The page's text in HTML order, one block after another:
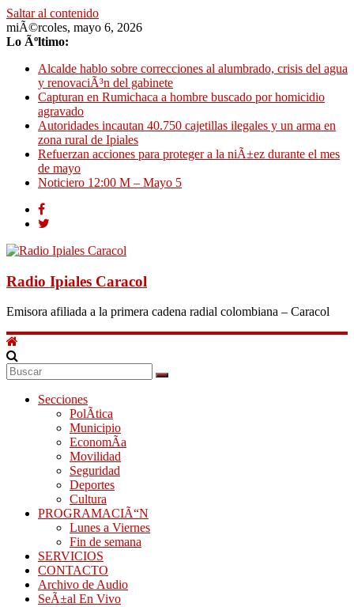
Saltar al contenido
miÃ©rcoles, mayo 6, 2026
Lo Ãºltimo:
Alcalde hablo sobre correcciones al alumbrado, crisis del agua
y renovaciÃ³n del gabinete
Capturan en Rumichaca a hombre buscado por homicidio
agravado
Autoridades incautan 40.750 cajetillas ilegales y un arma en
zona rural de Ipiales
Refuerzan acciones para proteger a la niÃ±ez durante el mes
de mayo
Noticiero 12:00 M – Mayo 5
Radio Ipiales Caracol
Emisora afiliada a la primera cadena radial colombiana – Caracol
Secciones
PolÃ­tica
Municipio
EconomÃ­a
Movilidad
Seguridad
Deportes
Cultura
PROGRAMACIÃ“N
Lunes a Viernes
Fin de semana
SERVICIOS
CONTACTO
Archivo de Audio
SeÃ±al En Vivo